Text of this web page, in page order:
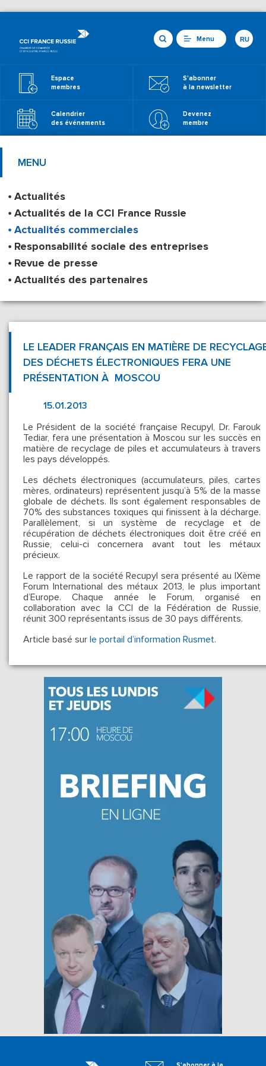
Menu
Espace
membres
S'abonner
à la newsletter
Calendrier
des événements
Devenez
membre
RU
MENU
Actualités
Actualités de la CCI France Russie
Actualités commerciales
Responsabilité sociale des entreprises
Revue de presse
Actualités des partenaires
LE LEADER FRANÇAIS EN MATIÈRE DE
DES DÉCHETS ÉLECTRONIQUES FERA UNE
PRÉSENTATION À MOSCOU
15.01.2013
Le Président de la société française Recupyl, Dr. Farouk
Tediar, fera une présentation à Moscou sur les succès en
matière de recyclage de piles et accumulateurs à travers
les pays développés.
Les déchets électroniques (accumulateurs, piles, cartes
mères, ordinateurs) représentent jusqu’à 5% de la masse
globale de déchets. Ils sont également responsables de
70% des substances toxiques qui finissent à la décharge.
Parallèlement, si un système de recyclage et de
récupération de déchets électroniques doit être créé en
Russie, celui-ci concernera avant tout les métaux
précieux.
Le rapport de la société Recupyl sera présenté au IXème
Forum International des métaux 2013, le plus important
d’Europe. Chaque année le Forum, organisé en
collaboration avec la CCI de la Fédération de Russie,
réunit 300 représentants issus de 30 pays différents.
Article basé sur le portail d’information Rusmet.